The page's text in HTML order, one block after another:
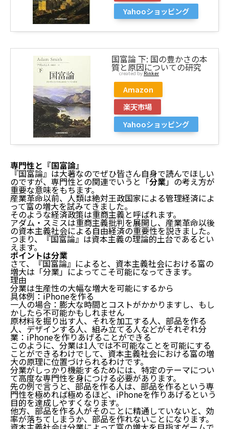
Yahooショッピング
国富論 下: 国の豊かさの本
質と原因についての研究
created byRinker
Amazon
楽天市場
Yahooショッピング
専門性と『国富論』
『国富論』は大著なのでぜひ皆さん自身で読んでほしい
のですが、専門性との関連でいうと「分業」の考え方が
重要な意味をもちます。
産業革命以前、人類は絶対王政国家による管理経済によ
って富の増大を試みてきました。
そのような経済政策は重商主義と呼ばれます。
アダム・スミスは重商主義批判を展開し、産業革命以後
の資本主義社会による自由経済の重要性を説きました。
つまり、『国富論』は資本主義の理論的土台であるとい
えます。
ポイントは分業
さて、『国富論』によると、資本主義社会における富の
増大は「分業」によってこそ可能になってきます。
理由
分業は生産性の大幅な増大を可能にするから
具体例：iPhoneを作る
一人の場合：膨大な時間とコストがかかりますし、もし
かしたら不可能かもしれません
原材料を掘り出す人、それを加工する人、部品を作る
人、デザインする人、組み立てる人などがそれぞれ分
業：iPhoneを作りあげることができる
このように、分業は1人では不可能なことを可能にする
ことができるわけでして、資本主義社会における富の増
大の原理に位置づけられるわけです。
分業がしっかり機能するためには、特定のテーマについ
て高度な専門性を身につける必要があります。
先の例で言うと、部品を作る人は、部品を作るという専
門性を極めれば極めるほど、iPhoneを作りあげるという
目的を達成しやすくなります。
他方、部品を作る人がそのことに精通していないと、効
率が落ちてしまうか、部品を作れないことになります。